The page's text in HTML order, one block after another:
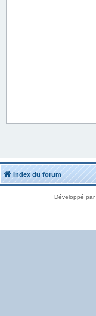
Index du forum
Développé par